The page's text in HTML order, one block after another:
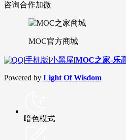
咨询合作加微
MOC官方商城
|手机版|小黑屋|MOC之家-乐
Powered by Light Of Wisdom
暗色模式